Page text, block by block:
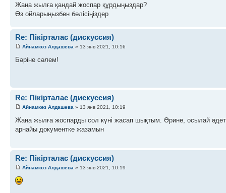
Жаңа жылға қандай жоспар құрдыңыздар?
Өз ойларыңызбен бөлісіңіздер
Re: Пікірталас (дискуссия)
Айнамкөз Алдашева » 13 янв 2021, 10:16
Бәріне сәлем!
Re: Пікірталас (дискуссия)
Айнамкөз Алдашева » 13 янв 2021, 10:19
Жаңа жылға жоспарды сол күні жасап шықтым. Әрине, осылай
арнайы документке жазамын
Re: Пікірталас (дискуссия)
Айнамкөз Алдашева » 13 янв 2021, 10:19